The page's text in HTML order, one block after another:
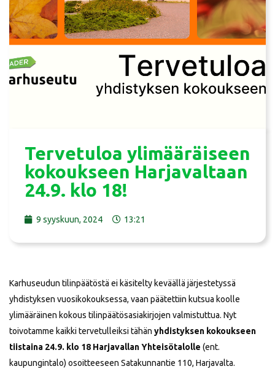
Tervetuloa ylimääräiseen
kokoukseen Harjavaltaan
24.9. klo 18!
9 syyskuun, 2024 13:21
Karhuseudun tilinpäätöstä ei käsitelty keväällä järjestetyssä
yhdistyksen vuosikokouksessa, vaan päätettiin kutsua koolle
ylimääräinen kokous tilinpäätösasiakirjojen valmistuttua. Nyt
toivotamme kaikki tervetulleiksi tähän yhdistyksen kokoukseen
tiistaina 24.9. klo 18 Harjavallan Yhteisötalolle (ent.
kaupungintalo) osoitteeseen Satakunnantie 110, Harjavalta.